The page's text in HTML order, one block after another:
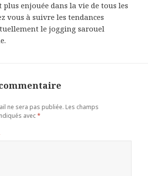
plus enjouée dans la vie de tous les
vous à suivre les tendances
le jogging sarouel
ne sera pas publiée. Les champs
avec*